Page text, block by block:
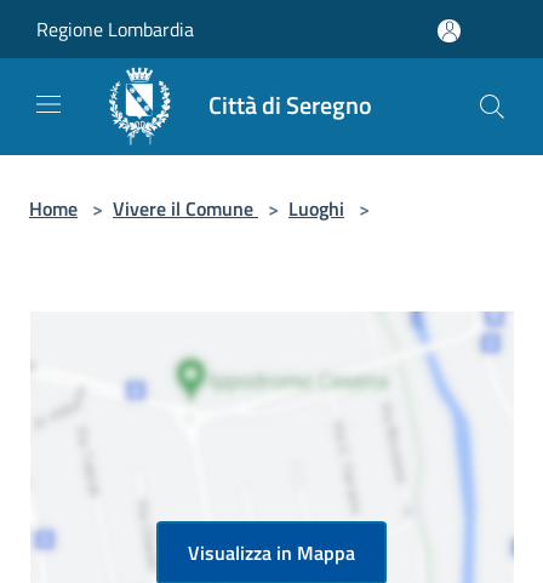
Regione Lombardia
Città di Seregno
Home > Vivere il Comune > Luoghi >
Visualizza in Mappa